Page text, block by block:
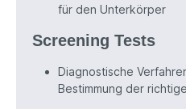
für den Unterkörper
Screening Tests
Diagnostische
Bestimmung der